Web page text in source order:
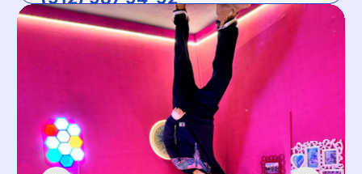
и для себя.
Занятия проходят в трёх
оборудованных залах
с профессиональной страховкой
Направления: пилон, воздушное
кольцо, полотна и стропы.
Ученики центра участвуют
в официальных соревнованиях,
получают разряды и выходят